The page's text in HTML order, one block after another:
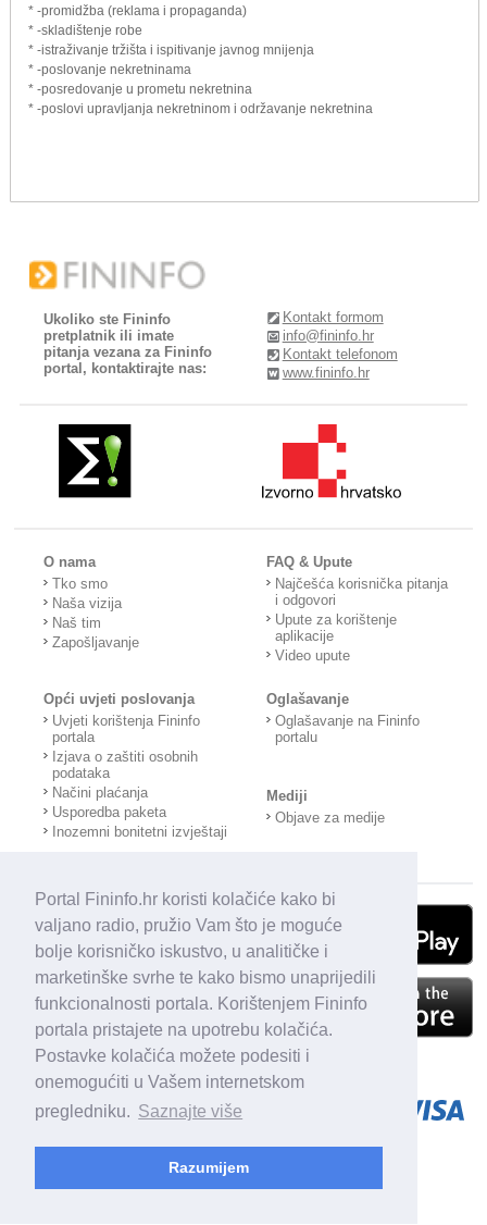
Portal Fininfo.hr koristi kolačiće kako bi
valjano radio, pružio Vam što je moguće
bolje korisničko iskustvo, u analitičke i
marketinške svrhe te kako bismo unaprijedili
funkcionalnosti portala. Korištenjem Fininfo
portala pristajete na upotrebu kolačića.
Postavke kolačića možete podesiti i
onemogućiti u Vašem internetskom
pregledniku. Saznajte više
Razumijem
* -promidžba (reklama i propaganda)
* -skladištenje robe
* -istraživanje tržišta i ispitivanje javnog mnijenja
* -poslovanje nekretninama
* -posredovanje u prometu nekretnina
* -poslovi upravljanja nekretninom i održavanje nekretnina
Ukoliko ste Fininfo
pretplatnik ili imate
pitanja vezana za Fininfo
portal, kontaktirajte nas:
Kontakt formom
info@fininfo.hr
Kontakt telefonom
www.fininfo.hr
O nama
Tko smo
Naša vizija
Naš tim
Zapošljavanje
FAQ & Upute
Najčešća korisnička pitanja
i odgovori
Upute za korištenje
aplikacije
Video upute
Opći uvjeti poslovanja
Uvjeti korištenja Fininfo
portala
Izjava o zaštiti osobnih
podataka
Načini plaćanja
Usporedba paketa
Inozemni bonitetni izvještaji
Oglašavanje
Oglašavanje na Fininfo
portalu
Mediji
Objave za medije